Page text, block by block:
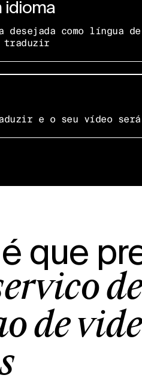
idioma
como língua
traduzir
e o seu vídeo
que
de
de